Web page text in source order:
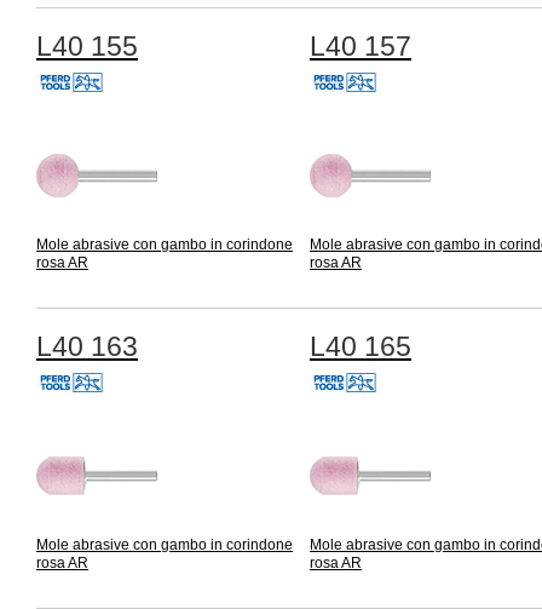
L40 155
Mole abrasive con gambo in corindone
rosa AR
L40 157
Mole abrasive con gambo in
rosa AR
L40 163
Mole abrasive con gambo in corindone
rosa AR
L40 165
Mole abrasive con gambo in
rosa AR